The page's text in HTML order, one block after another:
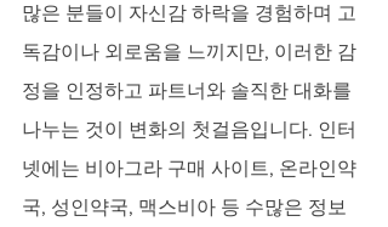
많은 분들이 자신감 하락을 경험하며 고
독감이나 외로움을 느끼지만, 이러한 감
정을 인정하고 파트너와 솔직한 대화를
나누는 것이 변화의 첫걸음입니다. 인터
넷에는 비아그라 구매 사이트, 온라인약
국, 성인약국, 맥스비아 등 수많은 정보